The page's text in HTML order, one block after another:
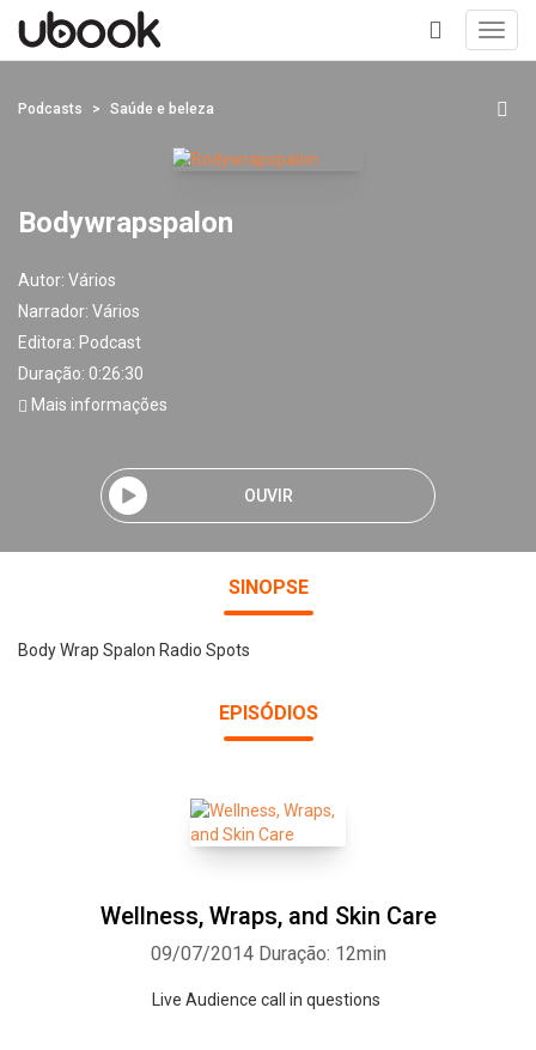
+
Podcasts Saúde e beleza
Bodywrapspalon
Autor: Vários
Narrador: Vários
Editora: Podcast
Duração: 0:26:30
Mais informações
OUVIR
SINOPSE
Body Wrap Spalon Radio Spots
EPISÓDIOS
Wellness, Wraps, and Skin Care
09/07/2014 Duração: 12min
Live Audience call in questions